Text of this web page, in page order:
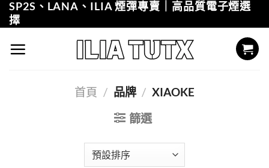
Skip
to
content
SP2S、LANA、ILIA 煙彈專賣｜高品質電子煙選
擇
首頁 / 品牌 / XIAOKE
篩選